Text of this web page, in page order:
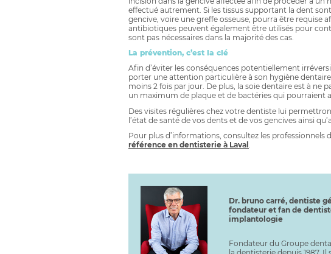
effectué autrement. Si les tissus supportant la dent
gencive, voire une greffe osseuse, pourra être requise
antibiotiques peuvent également être utilisés pour
sont pas nécessaires dans la majorité des cas.
La prévention, c’est la clé
Afin d’éviter les conséquences potentiellement
porter une attention particulière à son hygiène
moins 2 fois par jour. De plus, la soie dentaire est à ne
un maximum de plaque et de bactéries qui pourraient
Des visites régulières chez votre dentiste lui
l’état de santé de vos dents et de vos gencives ainsi
Pour plus d’informations, consultez les professionnels
référence en dentisterie à Laval
Dr. bruno carré, dentiste
fondateur et fan de
implantologie
Fondateur du Groupe